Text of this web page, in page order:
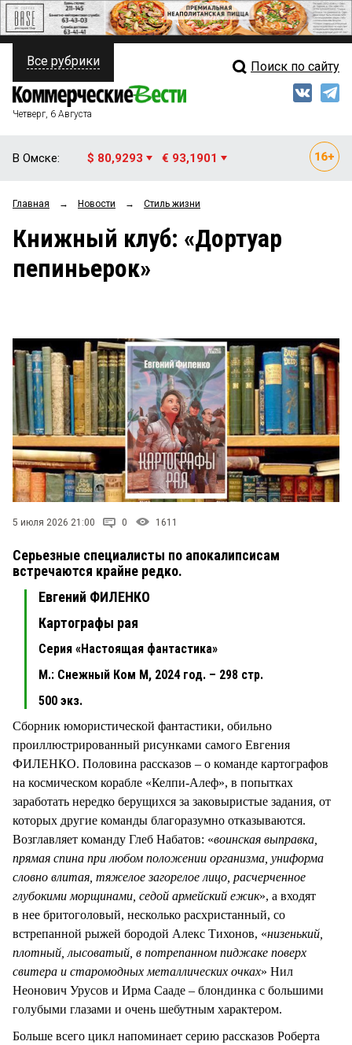
ПОЛИТИКА
ФИНАНСЫ
ОБЩЕСТВО
ЗАКОН
НОВОСТИ КОМПАНИЙ
СТИЛЬ ЖИЗНИ
Свежий выпуск
Рейтинги
Все рубрики Поиск по сайту
Четверг, 6 Августа
В Омске: $ 80,9293 € 93,1901
Главная → Новости → Стиль жизни
Книжный клуб: «Дортуар
пепиньерок»
5 июля 2026 21:00 0 1611
Серьезные специалисты по апокалипсисам
встречаются крайне редко.
Евгений ФИЛЕНКО
Картографы рая
Серия «Настоящая фантастика»
М.: Снежный Ком М, 2024 год. – 298 стр.
500 экз.
Сборник юмористической фантастики, обильно
проиллюстрированный рисунками самого Евгения
ФИЛЕНКО. Половина рассказов – о команде картографов
на космическом корабле «Келпи-Алеф», в попытках
заработать нередко берущихся за заковыристые задания, от
которых другие команды благоразумно отказываются.
Возглавляет команду Глеб Набатов: «воинская выправка,
прямая спина при любом положении организма, униформа
словно влитая, тяжелое загорелое лицо, расчерченное
глубокими морщинами, седой армейский ежик», а входят
в нее бритоголовый, несколько расхристанный, со
встрепанной рыжей бородой Алекс Тихонов, «низенький,
плотный, лысоватый, в потрепанном пиджаке поверх
свитера и старомодных металлических очках» Нил
Неонович Урусов и Ирма Сааде – блондинка с большими
голубыми глазами и очень шебутным характером.
Больше всего цикл напоминает серию рассказов Роберта